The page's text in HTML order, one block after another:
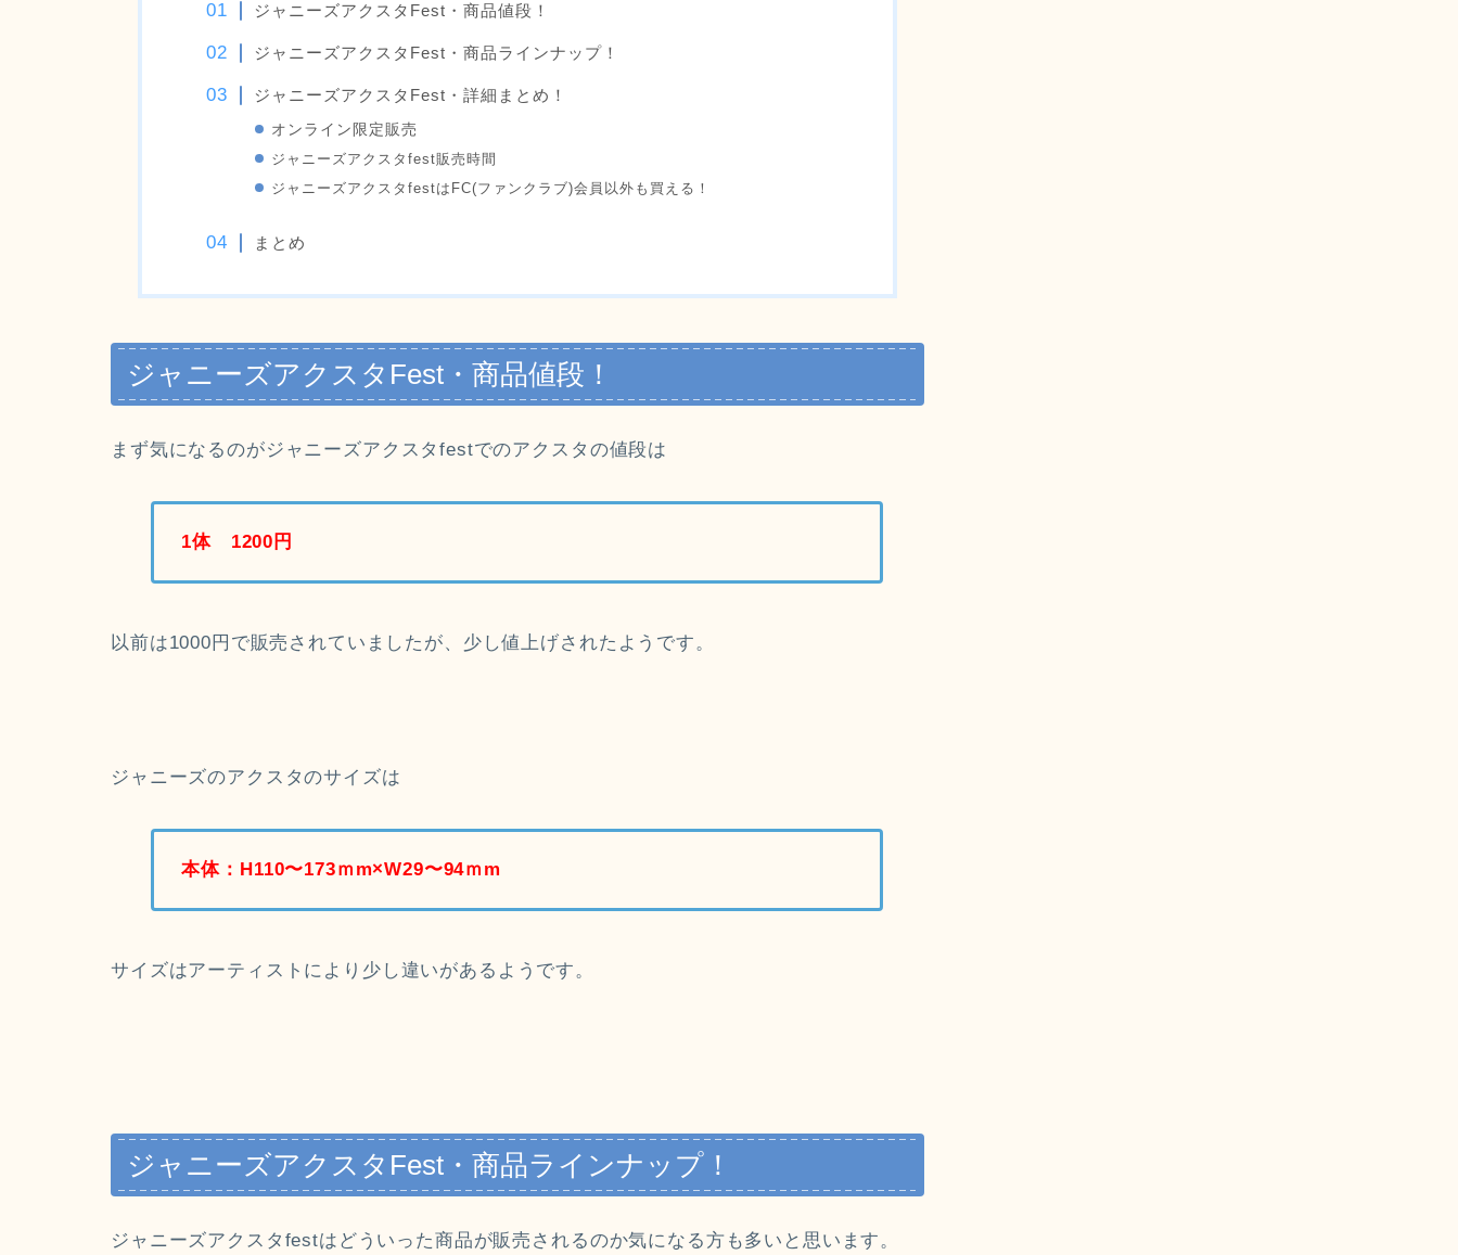
ジャニーズアクスタFest・商品値段！
ジャニーズアクスタFest・商品ラインナップ！
ジャニーズアクスタFest・詳細まとめ！
オンライン限定販売
ジャニーズアクスタfest販売時間
ジャニーズアクスタfestはFC(ファンクラブ)会員以外も買える！
まとめ
ジャニーズアクスタFest・商品値段！
まず気になるのがジャニーズアクスタfestでのアクスタの値段は
1体 1200円
以前は1000円で販売されていましたが、少し値上げされたようです。
ジャニーズのアクスタのサイズは
本体：H110〜173ｍm×W29〜94ｍm
サイズはアーティストにより少し違いがあるようです。
ジャニーズアクスタFest・商品ラインナップ！
ジャニーズアクスタfestはどういった商品が販売されるのか気になる方も多いと思います。